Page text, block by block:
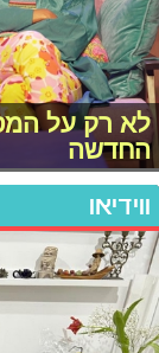
לא רק על
החדשה
ווידיאו